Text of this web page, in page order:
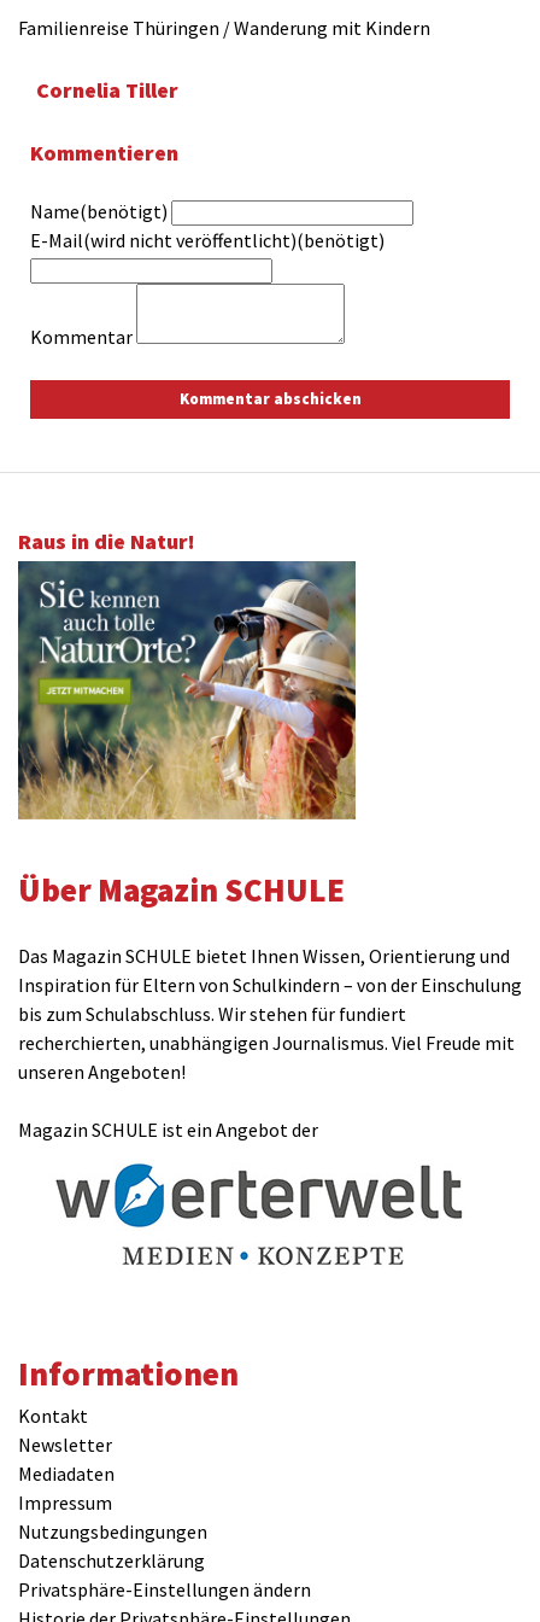
Familienreise Thüringen / Wanderung mit Kindern
Cornelia Tiller
Kommentieren
Name(benötigt)
E-Mail(wird nicht veröffentlicht)(benötigt)
Kommentar
Raus in die Natur!
Über Magazin SCHULE
Das Magazin SCHULE bietet Ihnen Wissen, Orientierung und
Inspiration für Eltern von Schulkindern – von der Einschulung
bis zum Schulabschluss. Wir stehen für fundiert
recherchierten, unabhängigen Journalismus. Viel Freude mit
unseren Angeboten!
Magazin SCHULE ist ein Angebot der
Informationen
Kontakt
Newsletter
Mediadaten
Impressum
Nutzungsbedingungen
Datenschutzerklärung
Privatsphäre-Einstellungen ändern